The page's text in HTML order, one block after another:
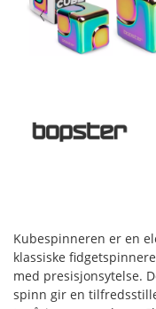
Kubespinneren er en
klassiske
med presisjonsytelse.
spinn gir en